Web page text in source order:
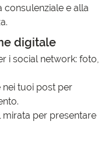
consulenziale e alla
digitale
i social network: foto,
tuoi post per
per presentare